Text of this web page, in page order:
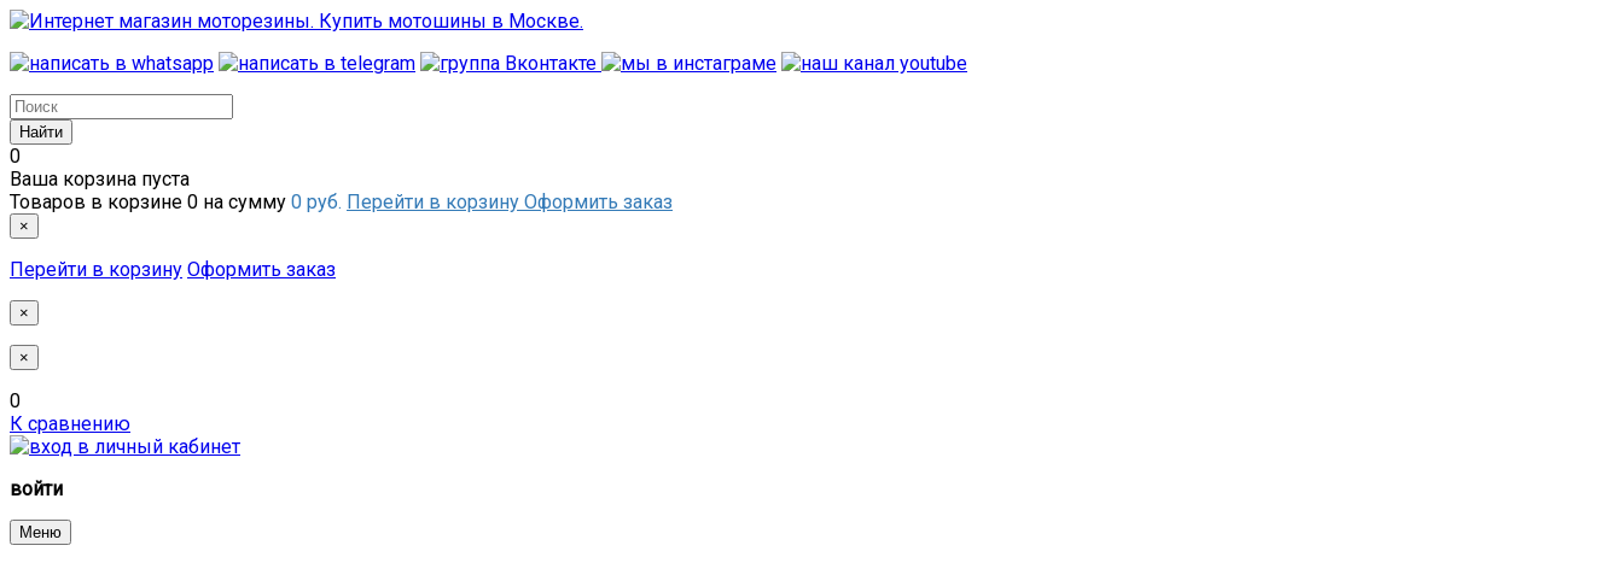
0
Ваша корзина пуста
Товаров в корзине 0 на сумму 0 руб. Перейти в корзину Оформить заказ
×
Перейти в корзину Оформить заказ
×
×
0
К сравнению
войти
Меню